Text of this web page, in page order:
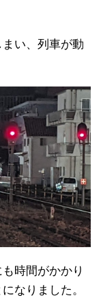
い、列車が動
時間がかかり
なりました。